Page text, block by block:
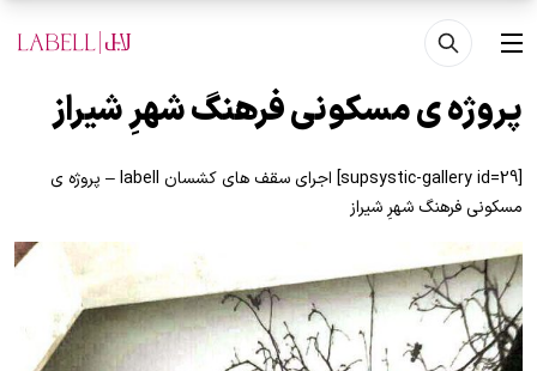
رفتن به محتوای اصلی
منو
پروژه ی مسکونی فرهنگ شهرِ شیراز
[supsystic-gallery id=29] اجرای سقف های کشسان labell – پروژه ی
مسکونی فرهنگ شهرِ شیراز